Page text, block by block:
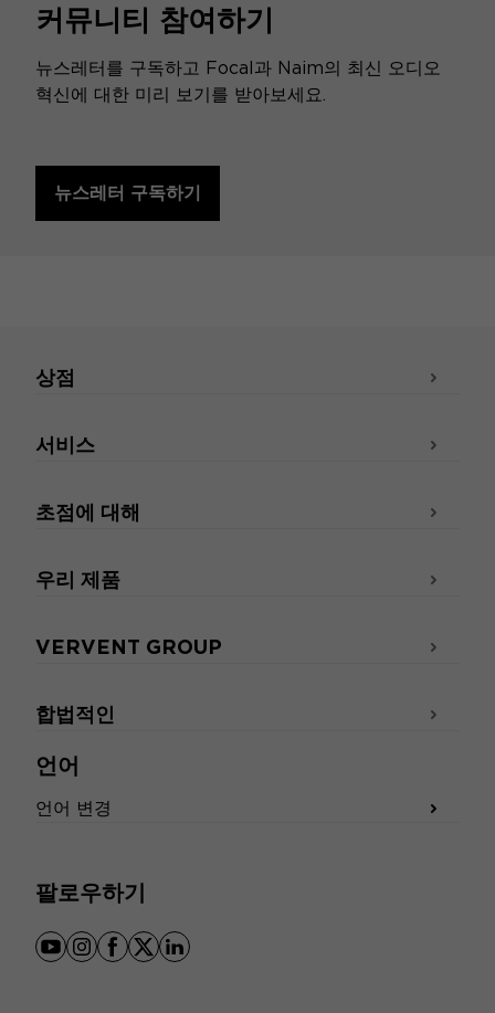
커뮤니티 참여하기
뉴스레터를 구독하고 Focal과 Naim의 최신 오디오
혁신에 대한 미리 보기를 받아보세요.
뉴스레터 구독하기
언어
언어 변경
팔로우하기
youtube
instagram
facebook
x linkedin
상점
서비스
초점에 대해
우리 제품
VERVENT GROUP
합법적인